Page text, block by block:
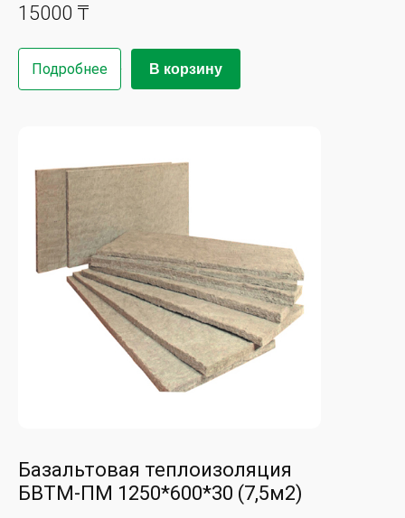
15000 ₸
Подробнее В корзину
Базальтовая теплоизоляция
БВТМ-ПМ 1250*600*30 (7,5м2)